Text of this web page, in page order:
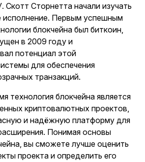
Скотт Сторнетта начали изучать
исполнение. Первым успешным
блокчейна был биткоин,
в 2009 году и
потенциал этой
для обеспечения
транзакций.
технология блокчейна является
криптовалютных проектов,
и надёжную платформу для
Понимая основы
вы сможете лучше оценить
проекта и определить его